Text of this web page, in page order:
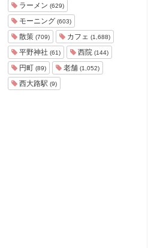
ラーメン (629)
モーニング (603)
散策 (709) カフェ (1,688)
平野神社 (61) 西院 (144)
円町 (89) 老舗 (1,052)
西大路駅 (9)